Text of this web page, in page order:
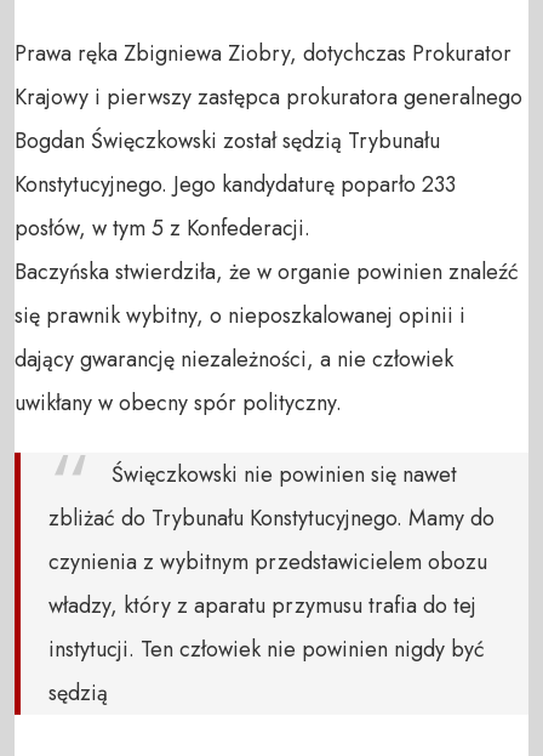
Prawa ręka Zbigniewa Ziobry, dotychczas Prokurator
Krajowy i pierwszy zastępca prokuratora generalnego
Bogdan Święczkowski został sędzią Trybunału
Konstytucyjnego. Jego kandydaturę poparło 233
posłów, w tym 5 z Konfederacji.
Baczyńska stwierdziła, że w organie powinien znaleźć
się prawnik wybitny, o nieposzkalowanej opinii i
dający gwarancję niezależności, a nie człowiek
uwikłany w obecny spór polityczny.
Święczkowski nie powinien się nawet
zbliżać do Trybunału Konstytucyjnego. Mamy do
czynienia z wybitnym przedstawicielem obozu
władzy, który z aparatu przymusu trafia do tej
instytucji. Ten człowiek nie powinien nigdy być
sędzią